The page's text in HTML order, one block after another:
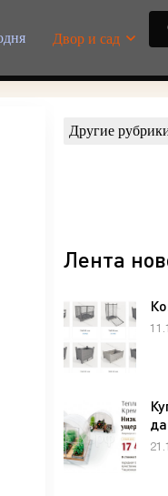
Двор и сад
Другие
Лента